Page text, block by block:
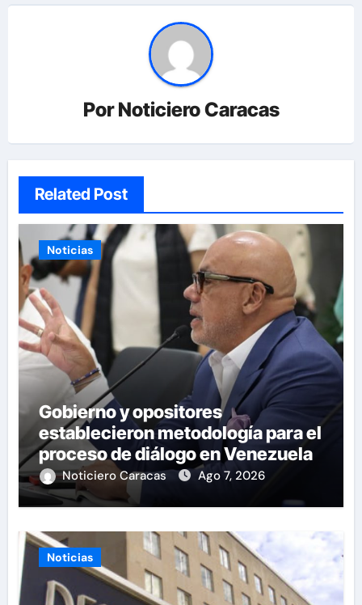
PorNoticiero Caracas
Related Post
Noticias
Gobierno y opositores
establecieron metodología para el
proceso de diálogo en Venezuela
Noticiero Caracas Ago 7, 2026
Noticias